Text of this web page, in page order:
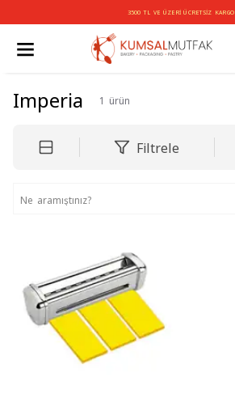
3500 TL VE ÜZERİ ÜCRETSİZ KARGO
Imperia 1 ürün
Filtrele